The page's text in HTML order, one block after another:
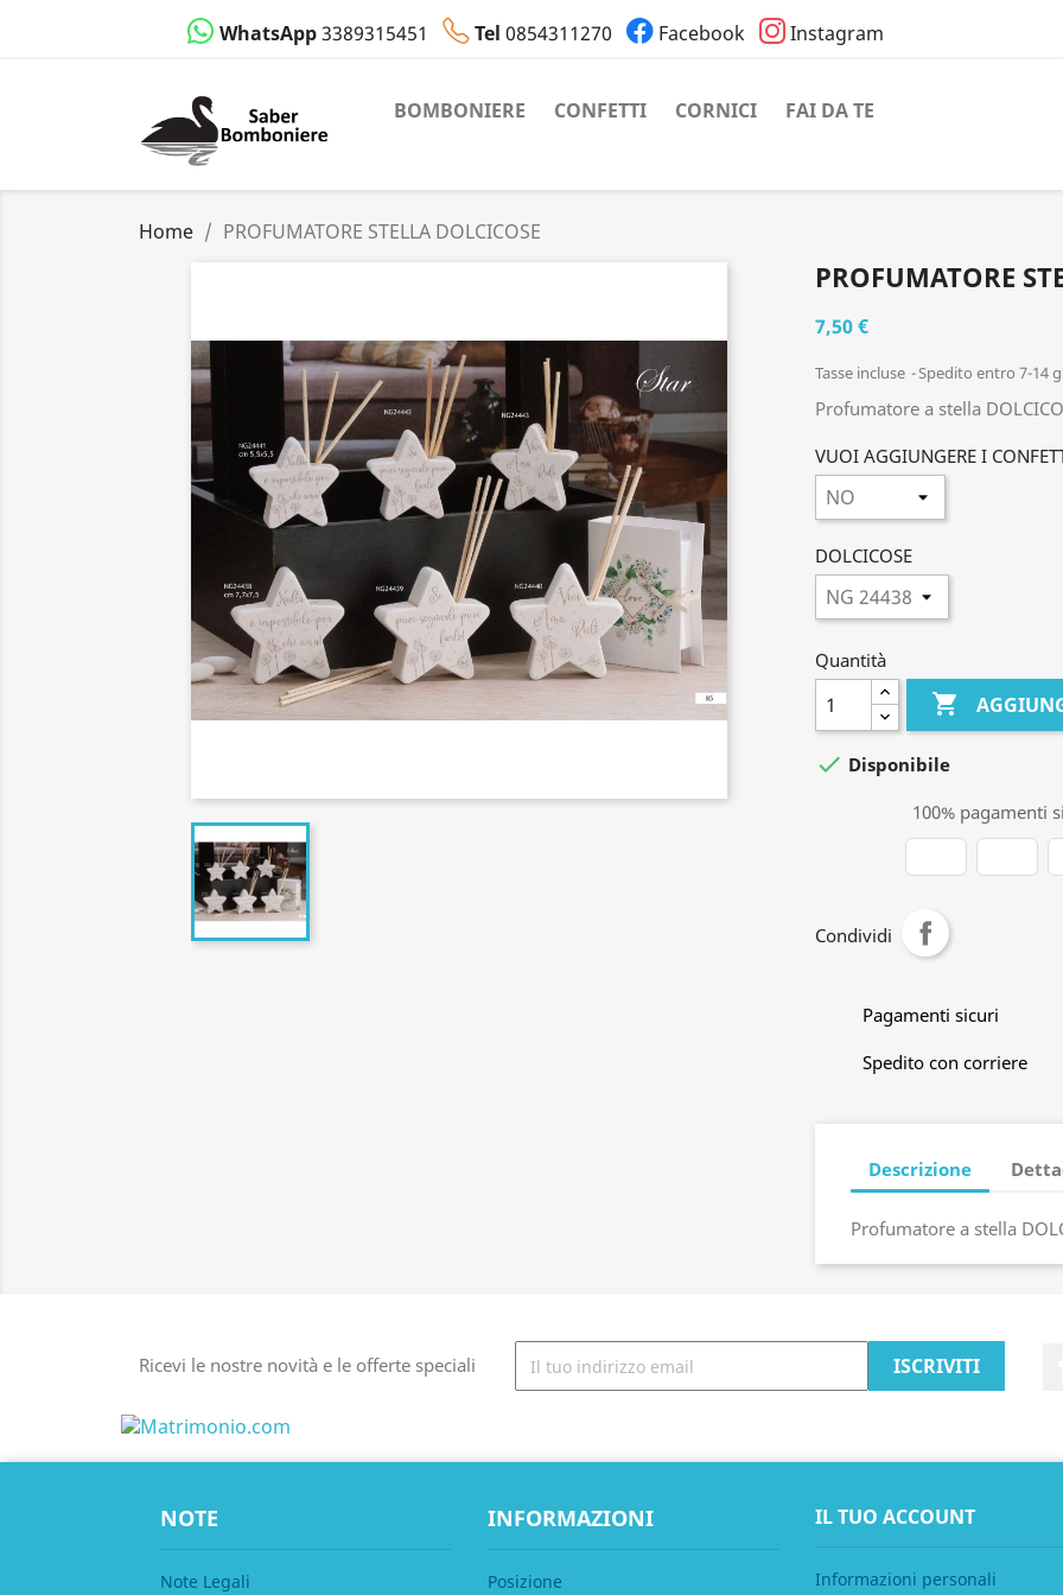
WhatsApp3389315451 Tel 0854311270 Facebook Instagram
BOMBONIERE CONFETTI CORNICI FAI DA TE
Home PROFUMATORE STELLA DOLCICOSE
PROFUMATORE
7,50 €
Tasse incluse Spedito entro 7-14
Profumatore a stella
VUOI AGGIUNGERE I
DOLCICOSE
Quantità

 Disponibile
100% pagamenti
Condividi
Pagamenti sicuri
Spedito con corriere
Descrizione
Profumatore a stella
Ricevi le nostre novità e le offerte speciali
NOTE
Note Legali
INFORMAZIONI
Posizione
IL TUO ACCOUNT
Informazioni personali